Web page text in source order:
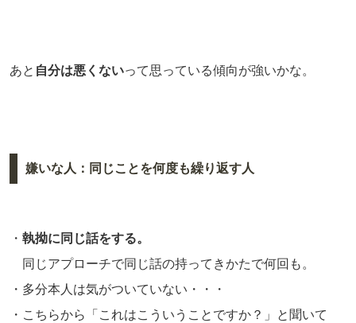
あと 自分は悪くないって思っている傾向が強いかな。
嫌いな人：同じことを何度も繰り返す人
・ 執拗に同じ話をする。
同じアプローチで同じ話の持ってきかたで何回も。
・多分本人は気がついていない・・・
・こちらから「これはこういうことですか？」と聞いて